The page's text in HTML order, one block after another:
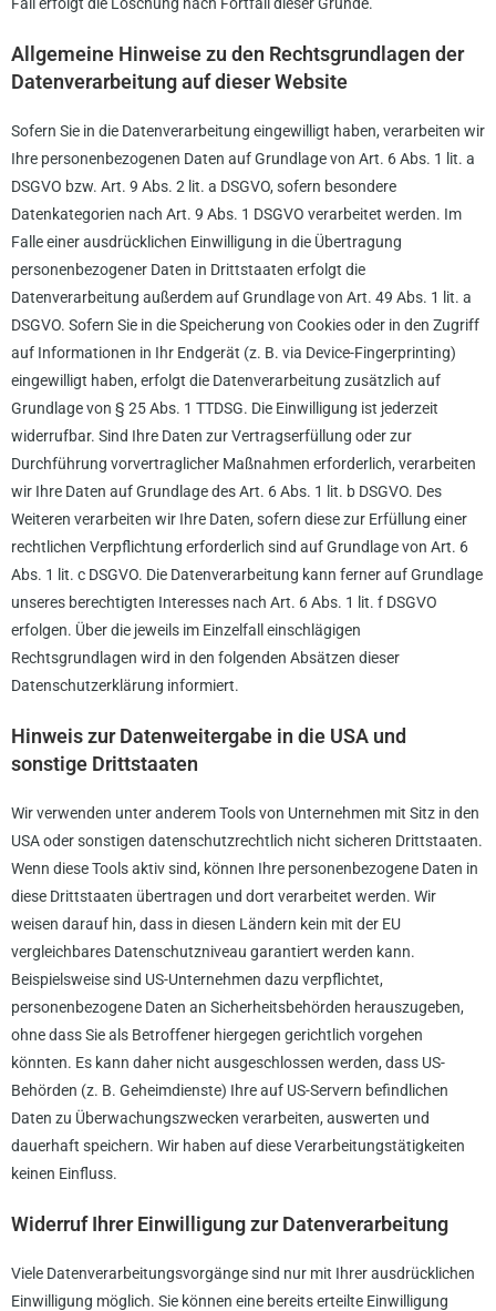
Allgemeine Hinweise zu den Rechtsgrundlagen der
Datenverarbeitung auf dieser Website
Sofern Sie in die Datenverarbeitung eingewilligt haben, verarbeiten wir
Ihre personenbezogenen Daten auf Grundlage von Art. 6 Abs. 1 lit. a
DSGVO bzw. Art. 9 Abs. 2 lit. a DSGVO, sofern besondere
Datenkategorien nach Art. 9 Abs. 1 DSGVO verarbeitet werden. Im
Falle einer ausdrücklichen Einwilligung in die Übertragung
personenbezogener Daten in Drittstaaten erfolgt die
Datenverarbeitung außerdem auf Grundlage von Art. 49 Abs. 1 lit. a
DSGVO. Sofern Sie in die Speicherung von Cookies oder in den Zugriff
auf Informationen in Ihr Endgerät (z. B. via Device-Fingerprinting)
eingewilligt haben, erfolgt die Datenverarbeitung zusätzlich auf
Grundlage von § 25 Abs. 1 TTDSG. Die Einwilligung ist jederzeit
widerrufbar. Sind Ihre Daten zur Vertragserfüllung oder zur
Durchführung vorvertraglicher Maßnahmen erforderlich, verarbeiten
wir Ihre Daten auf Grundlage des Art. 6 Abs. 1 lit. b DSGVO. Des
Weiteren verarbeiten wir Ihre Daten, sofern diese zur Erfüllung einer
rechtlichen Verpflichtung erforderlich sind auf Grundlage von Art. 6
Abs. 1 lit. c DSGVO. Die Datenverarbeitung kann ferner auf Grundlage
unseres berechtigten Interesses nach Art. 6 Abs. 1 lit. f DSGVO
erfolgen. Über die jeweils im Einzelfall einschlägigen
Rechtsgrundlagen wird in den folgenden Absätzen dieser
Datenschutzerklärung informiert.
Hinweis zur Datenweitergabe in die USA und
sonstige Drittstaaten
Wir verwenden unter anderem Tools von Unternehmen mit Sitz in den
USA oder sonstigen datenschutzrechtlich nicht sicheren Drittstaaten.
Wenn diese Tools aktiv sind, können Ihre personenbezogene Daten in
diese Drittstaaten übertragen und dort verarbeitet werden. Wir
weisen darauf hin, dass in diesen Ländern kein mit der EU
vergleichbares Datenschutzniveau garantiert werden kann.
Beispielsweise sind US-Unternehmen dazu verpflichtet,
personenbezogene Daten an Sicherheitsbehörden herauszugeben,
ohne dass Sie als Betroffener hiergegen gerichtlich vorgehen
könnten. Es kann daher nicht ausgeschlossen werden, dass US-
Behörden (z. B. Geheimdienste) Ihre auf US-Servern befindlichen
Daten zu Überwachungszwecken verarbeiten, auswerten und
dauerhaft speichern. Wir haben auf diese Verarbeitungstätigkeiten
keinen Einfluss.
Widerruf Ihrer Einwilligung zur Datenverarbeitung
Viele Datenverarbeitungsvorgänge sind nur mit Ihrer ausdrücklichen
Einwilligung möglich. Sie können eine bereits erteilte Einwilligung